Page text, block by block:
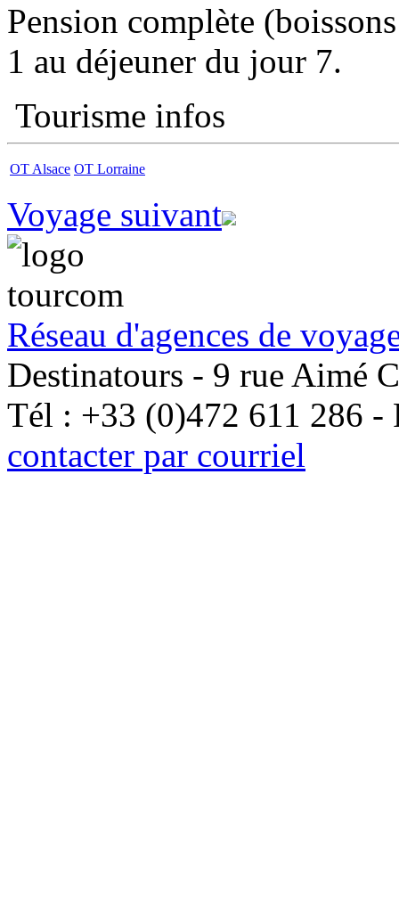
Pension complète
1 au déjeuner du jour 7.
Tourisme infos
OT Alsace OT Lorraine
Voyage suivant
Réseau d'agences de
Destinatours - 9 rue Aimé
Tél : +33 (0)472 611 286
contacter par courriel